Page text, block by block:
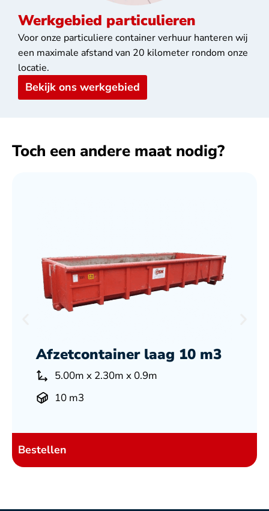
Werkgebied particulieren
Voor onze particuliere container verhuur hanteren wij
een maximale afstand van 20 kilometer rondom onze
locatie.
Bekijk ons werkgebied
Toch een andere maat nodig?
Afzetcontainer laag 10 m3
5.00m x 2.30m x 0.9m
10 m3
Bestellen